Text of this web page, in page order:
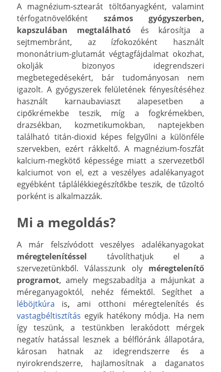
A magnézium-sztearát töltőanyagként, valamint
térfogatnövelőként számos gyógyszerben,
kapszulában megtalálható és károsítja a
sejtmembránt, az ízfokozóként használt
mononátrium-glutamát végtagfájdalmat okozhat,
okolják bizonyos idegrendszeri
megbetegedésekért, bár tudományosan nem
igazolt. A gyógyszerek felületének fényesítéséhez
használt karnaubaviaszt alapesetben a
cipőkrémekbe teszik, míg a fogkrémekben,
drazsékban, kozmetikumokban, naptejekben
található titán-dioxid képes felgyűlni a különféle
szervekben, ezért rákkeltő. A magnézium-foszfát
kalcium-megkötő képessége miatt a szervezetből
kalciumot von el, ezt a veszélyes adalékanyagot
egyébként táplálékkiegészítőkbe teszik, de tűzoltó
porként is alkalmazzák.
Mi a megoldás?
A már felszívódott veszélyes adalékanyagokat
méregtelenítéssel távolíthatjuk el a
szervezetünkből. Válasszunk oly méregtelenítő
programot, amely megszabadítja a májunkat a
méreganyagoktól, nehéz fémektől. Segíthet a
léböjtkúra is,ami otthoni méregtelenítés és
vastagbéltisztítás egyik hatékony módja. Ha nem
így teszünk, a testünkben lerakódott mérgek
negatív hatással lesznek a bélflóránk állapotára,
károsan hatnak az idegrendszerre és a
nyirokrendszerre, hajlamosítnak a daganatos